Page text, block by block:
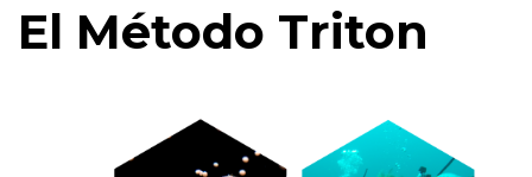
El Método Triton